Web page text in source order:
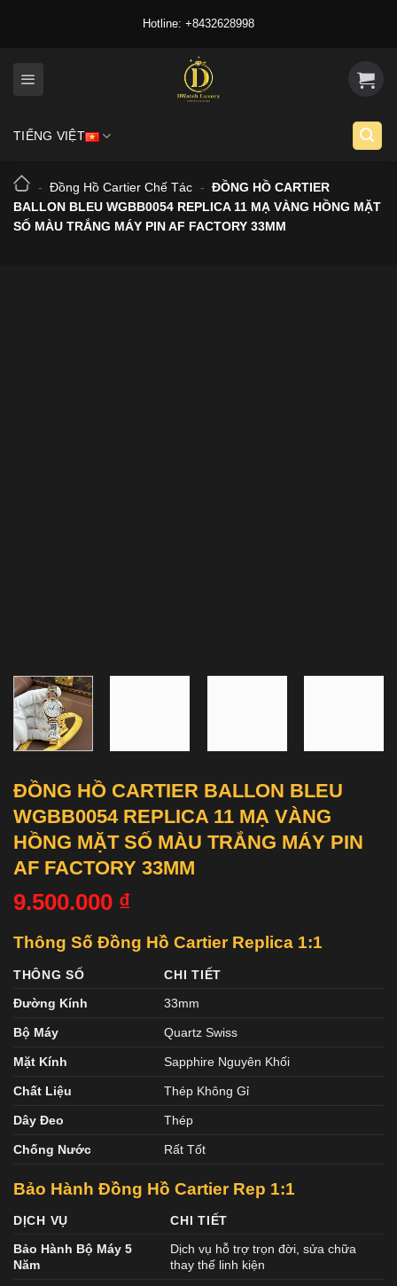
Hotline: +8432628998
TIẾNG VIỆT
- Đồng Hồ Cartier Chế Tác - ĐỒNG HỒ CARTIER
BALLON BLEU WGBB0054 REPLICA 11 MẠ VÀNG HỒNG MẶT
SỐ MÀU TRẮNG MÁY PIN AF FACTORY 33MM
ĐỒNG HỒ CARTIER BALLON BLEU
WGBB0054 REPLICA 11 MẠ VÀNG
HỒNG MẶT SỐ MÀU TRẮNG MÁY PIN
AF FACTORY 33MM
9.500.000 ₫
Thông Số Đồng Hồ Cartier Replica 1:1
THÔNG SỐ
CHI TIẾT
Đường Kính
33mm
Bộ Máy Quartz Swiss
Mặt Kính Sapphire Nguyên Khối
Chất Liệu Thép Không Gỉ
Dây Đeo Thép
Chống Nước Rất Tốt
Bảo Hành Đồng Hồ Cartier Rep 1:1
DỊCH VỤ
CHI TIẾT
Bảo Hành Bộ Máy 5
Năm
Dịch vụ hỗ trợ trọn đời, sửa chữa
thay thế linh kiện